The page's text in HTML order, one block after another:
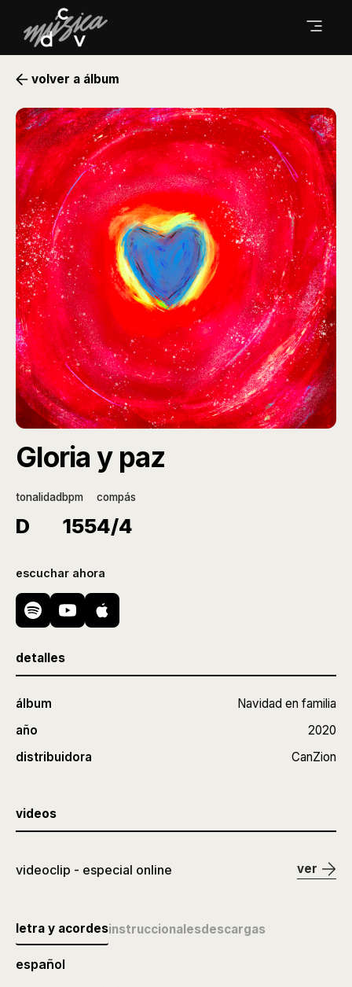
volver a álbum
detalles
álbum
Navidad en familia
año
2020
distribuidora
CanZion
videos
videoclip - especial online ver
Gloria y paz
tonalidad
D
bpm
155
compás
4/4
escuchar ahora
letra y acordesinstruccionalesdescargas
español